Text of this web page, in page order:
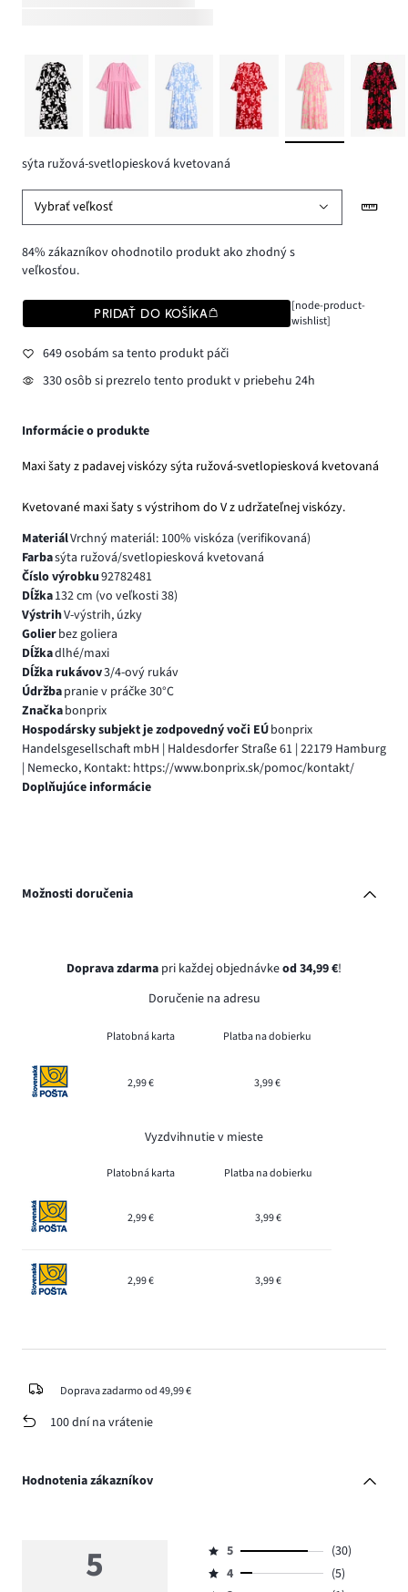
sýta ružová-svetlopiesková kvetovaná
Vybrať veľkosť
84% zákazníkov ohodnotilo produkt ako zhodný s
veľkosťou.
PRIDAŤ DO KOŠÍKA
[node-product-
wishlist]
649 osobám sa tento produkt páči
330 osôb si prezrelo tento produkt v priebehu 24h
Informácie o produkte
Maxi šaty z padavej viskózy sýta ružová-svetlopiesková kvetovaná
Kvetované maxi šaty s výstrihom do V z udržateľnej viskózy.
MateriálVrchný materiál: 100% viskóza (verifikovaná)
Farbasýta ružová/svetlopiesková kvetovaná
Číslo výrobku92782481
Dĺžka132 cm (vo veľkosti 38)
VýstrihV-výstrih, úzky
Golierbez goliera
Dĺžkadlhé/maxi
Dĺžka rukávov3/4-ový rukáv
Údržbapranie v práčke 30°C
Značkabonprix
Hospodársky subjekt je zodpovedný voči EÚbonprix
Handelsgesellschaft mbH | Haldesdorfer Straße 61 | 22179 Hamburg
| Nemecko, Kontakt: https://www.bonprix.sk/pomoc/kontakt/
Doplňujúce informácie
Možnosti doručenia
Doprava zdarma pri každej objednávkeod 34,99 €!
Doručenie na adresu
Platobná karta Platba na dobierku
2,99 € 3,99 €
Vyzdvihnutie v mieste
Platobná karta Platba na dobierku
2,99 € 3,99 €
2,99 € 3,99 €
Doprava zadarmo od 49,99 €
100 dní na vrátenie
Hodnotenia zákazníkov
5
Hodnotenie
5,
5
(30)
Hodnotenie
4
(5)